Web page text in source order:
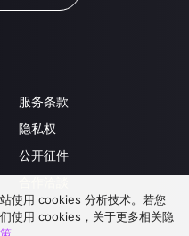
服务条款
隐私权
公开征件
使用 cookies 分析技术。若您
使用 cookies，关于更多相关隐